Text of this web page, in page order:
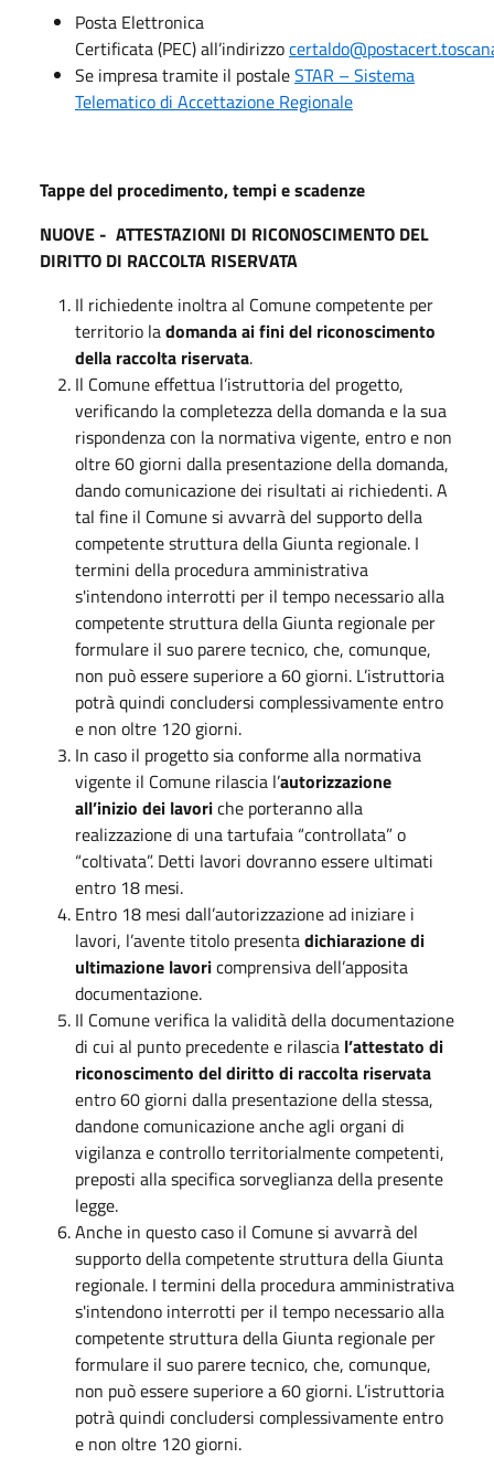
Posta Elettronica
Certificata (PEC) all’indirizzo
Se impresa tramite il postaleSTAR – Sistema
Telematico di Accettazione Regionale
Tappe del procedimento, tempi e scadenze
NUOVE - ATTESTAZIONI DI RICONOSCIMENTO DEL
DIRITTO DI RACCOLTA RISERVATA
Il richiedente inoltra al Comune competente per
territorio ladomanda ai fini del riconoscimento
della raccolta riservata.
Il Comune effettua l’istruttoria del progetto,
verificando la completezza della domanda e la sua
rispondenza con la normativa vigente, entro e non
oltre 60 giorni dalla presentazione della domanda,
dando comunicazione dei risultati ai richiedenti. A
tal fine il Comune si avvarrà del supporto della
competente struttura della Giunta regionale. I
termini della procedura amministrativa
s'intendono interrotti per il tempo necessario alla
competente struttura della Giunta regionale per
formulare il suo parere tecnico, che, comunque,
non può essere superiore a 60 giorni. L’istruttoria
potrà quindi concludersi complessivamente entro
e non oltre 120 giorni.
In caso il progetto sia conforme alla normativa
vigente il Comune rilascia l’autorizzazione
all’inizio dei lavoriche porteranno alla
realizzazione di una tartufaia “controllata” o
“coltivata”. Detti lavori dovranno essere ultimati
entro 18 mesi.
Entro 18 mesi dall’autorizzazione ad iniziare i
lavori, l’avente titolo presentadichiarazione di
ultimazione lavoricomprensiva dell’apposita
documentazione.
Il Comune verifica la validità della documentazione
di cui al punto precedente e rilascia l’attestato di
riconoscimento del diritto di raccolta riservata
entro 60 giorni dalla presentazione della stessa,
dandone comunicazione anche agli organi di
vigilanza e controllo territorialmente competenti,
preposti alla specifica sorveglianza della presente
legge.
Anche in questo caso il Comune si avvarrà del
supporto della competente struttura della Giunta
regionale. I termini della procedura amministrativa
s'intendono interrotti per il tempo necessario alla
competente struttura della Giunta regionale per
formulare il suo parere tecnico, che, comunque,
non può essere superiore a 60 giorni. L’istruttoria
potrà quindi concludersi complessivamente entro
e non oltre 120 giorni.